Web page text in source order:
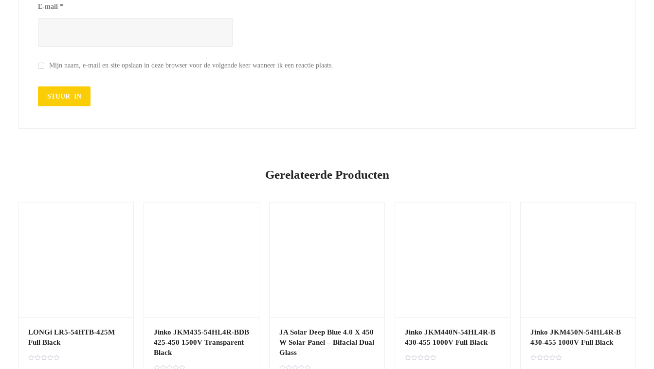
E-mail *
Mijn naam, e-mail en site opslaan in deze browser voor de volgende keer wanneer ik een reactie plaats.
Gerelateerde Producten
LONGi LR5-54HTB-425M
Full Black
Jinko JKM435-54HL4R-BDB
425-450 1500V Transparent
Black
JA Solar Deep Blue 4.0 X 450
W Solar Panel – Bifacial Dual
Glass
Jinko JKM440N-54HL4R-B
430-455 1000V Full Black
Jinko JKM450N-54HL4R-B
430-455 1000V Full Black